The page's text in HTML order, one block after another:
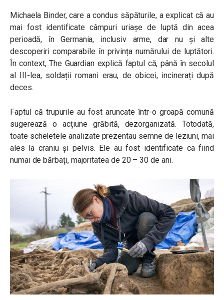
Michaela Binder, care a condus săpăturile, a explicat că au
mai fost identificate câmpuri uriașe de luptă din acea
perioadă, în Germania, inclusiv arme, dar nu și alte
descoperiri comparabile în privința numărului de luptători.
În context, The Guardian explică faptul că, până în secolul
al III-lea, soldații romani erau, de obicei, incinerați după
deces.
Faptul că trupurile au fost aruncate într-o groapă comună
sugerează o acțiune grăbită, dezorganizată. Totodată,
toate scheletele analizate prezentau semne de leziuni, mai
ales la craniu și pelvis. Ele au fost identificate ca fiind
numai de bărbați, majoritatea de 20 – 30 de ani.